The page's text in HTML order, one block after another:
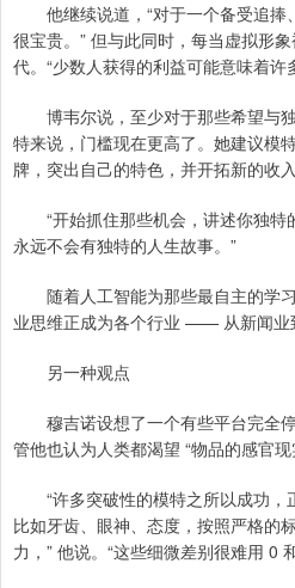
他继续说道，“对于一个备受追捧
很宝贵。” 但与此同时，每当虚拟形
代。“少数人获得的利益可能意味着许
博韦尔说，至少对于那些希望与
特来说，门槛现在更高了。她建议模
牌，突出自己的特色，并开拓新的收
“开始抓住那些机会，讲述你独特
永远不会有独特的人生故事。”
随着人工智能为那些最自主的学
业思维正成为各个行业 —— 从新闻
另一种观点
穆吉诺设想了一个有些平台完全
管他也认为人类都渴望 “物品的感官现
“许多突破性的模特之所以成功，
比如牙齿、眼神、态度，按照严格的
力，” 他说。“这些细微差别很难用 0